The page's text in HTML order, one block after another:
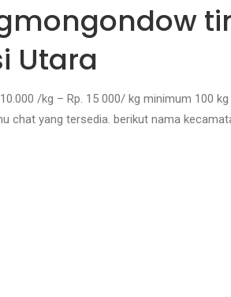
Utara
/kg – Rp. 15 000/ kg minimum 100
chat yang tersedia. berikut nama